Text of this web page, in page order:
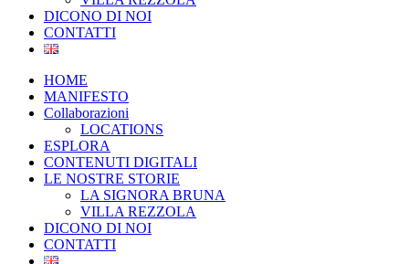
DICONO DI NOI
CONTATTI
HOME
MANIFESTO
Collaborazioni
LOCATIONS
ESPLORA
CONTENUTI DIGITALI
LE NOSTRE STORIE
LA SIGNORA BRUNA
VILLA REZZOLA
DICONO DI NOI
CONTATTI